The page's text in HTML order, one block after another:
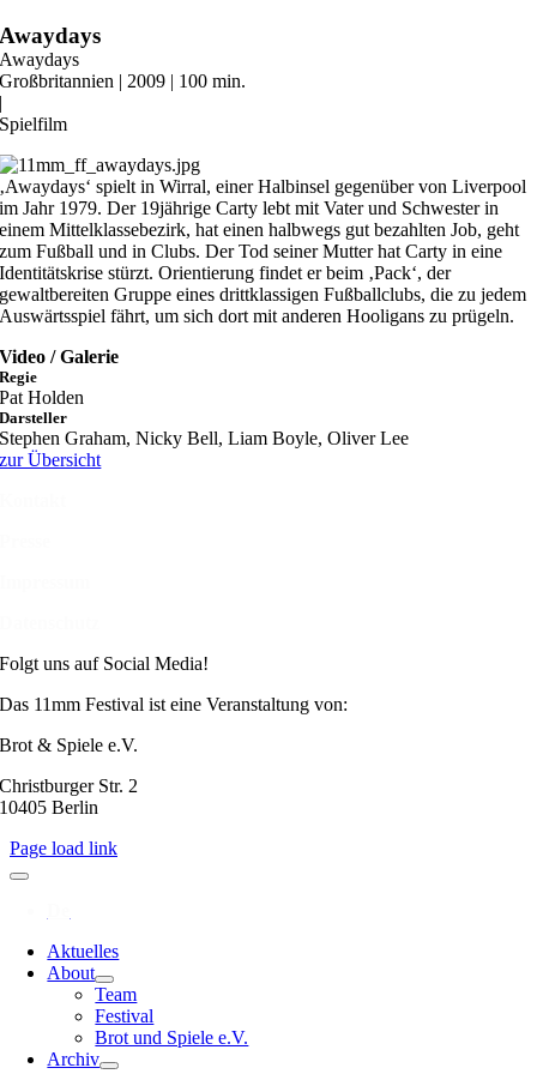
Zum
Inhalt
springen
Awaydays
Awaydays
Großbritannien | 2009 | 100 min.
|
Spielfilm
‚Awaydays‘ spielt in Wirral, einer Halbinsel gegenüber von Liverpool
im Jahr 1979. Der 19jährige Carty lebt mit Vater und Schwester in
einem Mittelklassebezirk, hat einen halbwegs gut bezahlten Job, geht
zum Fußball und in Clubs. Der Tod seiner Mutter hat Carty in eine
Identitätskrise stürzt. Orientierung findet er beim ‚Pack‘, der
gewaltbereiten Gruppe eines drittklassigen Fußballclubs, die zu jedem
Auswärtsspiel fährt, um sich dort mit anderen Hooligans zu prügeln.
Video / Galerie
Regie
Pat Holden
Darsteller
Stephen Graham, Nicky Bell, Liam Boyle, Oliver Lee
zur Übersicht
Folgt uns auf Social Media!
Das 11mm Festival ist eine Veranstaltung von:
Brot & Spiele e.V.
Christburger Str. 2
10405 Berlin
Page load link
Aktuelles
About
Team
Festival
Brot und Spiele e.V.
Archiv